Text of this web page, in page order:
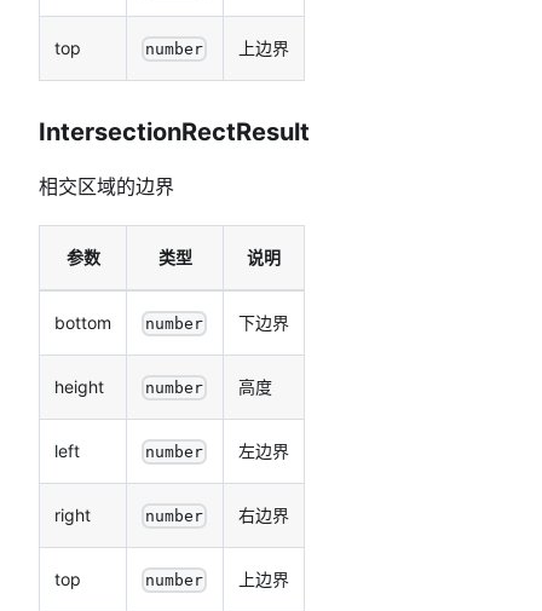
top number 上边界
IntersectionRectResult
相交区域的边界
参数 类型 说明
bottom number 下边界
height number 高度
left number 左边界
right number 右边界
top number 上边界